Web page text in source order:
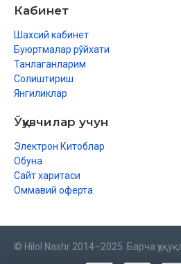
Кабинет
Шахсий кабинет
Буюртмалар рўйхати
Танлаганларим
Солиштириш
Янгиликлар
Ўқувчилар учун
Электрон Китоблар
Обуна
Сайт харитаси
Оммавий оферта
© Hilol Nashr 2014–2025. Барча